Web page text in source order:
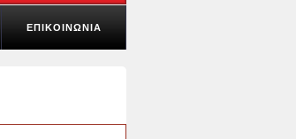
ΕΠΙΚΟΙΝΩΝΙΑ